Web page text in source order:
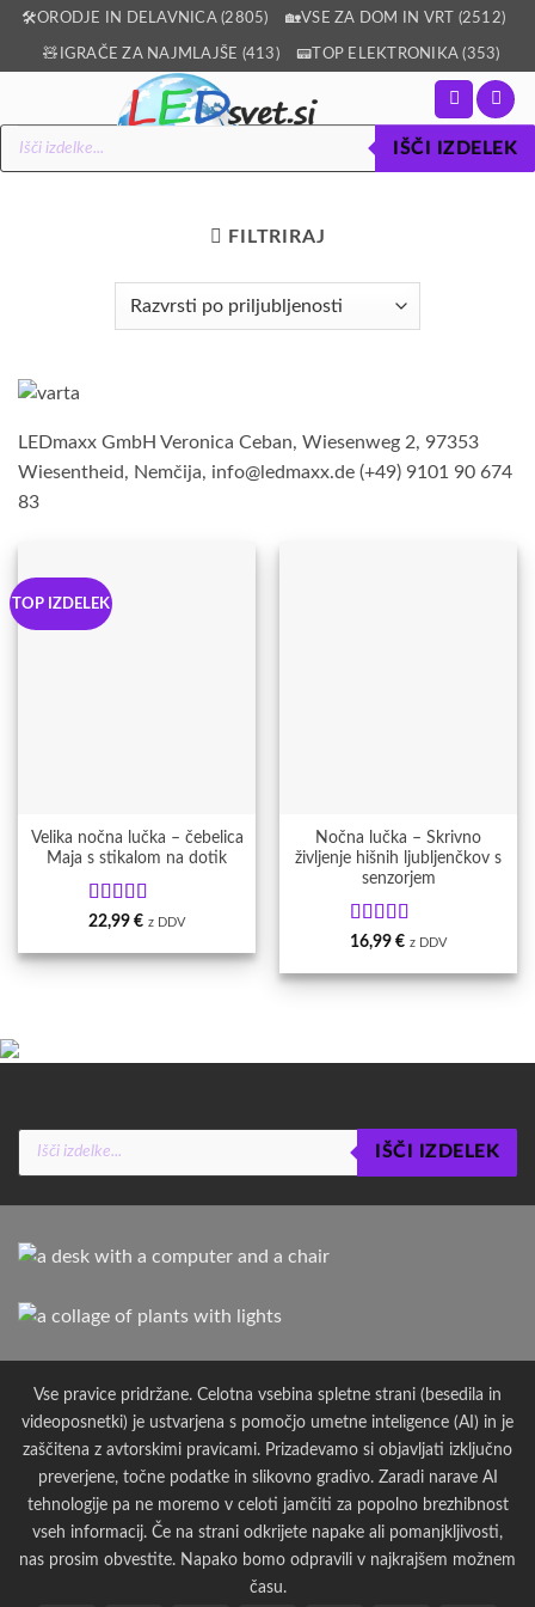
Skoči
vsebino
🛠️ORODJE IN DELAVNICA (2805) 🏡VSE ZA DOM IN VRT (2512)
🧸IGRAČE ZA NAJMLAJŠE (413) 📟TOP ELEKTRONIKA (353)
Products
search
IŠČI IZDELEK
FILTRIRAJ
LEDmaxx GmbH Veronica Ceban, Wiesenweg 2, 97353
Wiesentheid, Nemčija, info@ledmaxx.de (+49) 9101 90 674
83
TOP IZDELEK
Velika nočna lučka – čebelica
Maja s stikalom na dotik
Ocenjeno5
22,99 € z DDV
Nočna lučka – Skrivno
življenje hišnih ljubljenčkov s
senzorjem
Ocenjeno5
16,99 € z DDV
Products
search
IŠČI IZDELEK
Vse pravice pridržane. Celotna vsebina spletne strani (besedila in
videoposnetki) je ustvarjena s pomočjo umetne inteligence (AI) in je
zaščitena z avtorskimi pravicami. Prizadevamo si objavljati izključno
preverjene, točne podatke in slikovno gradivo. Zaradi narave AI
tehnologije pa ne moremo v celoti jamčiti za popolno brezhibnost
vseh informacij. Če na strani odkrijete napake ali pomanjkljivosti,
nas prosim obvestite. Napako bomo odpravili v najkrajšem možnem
času.